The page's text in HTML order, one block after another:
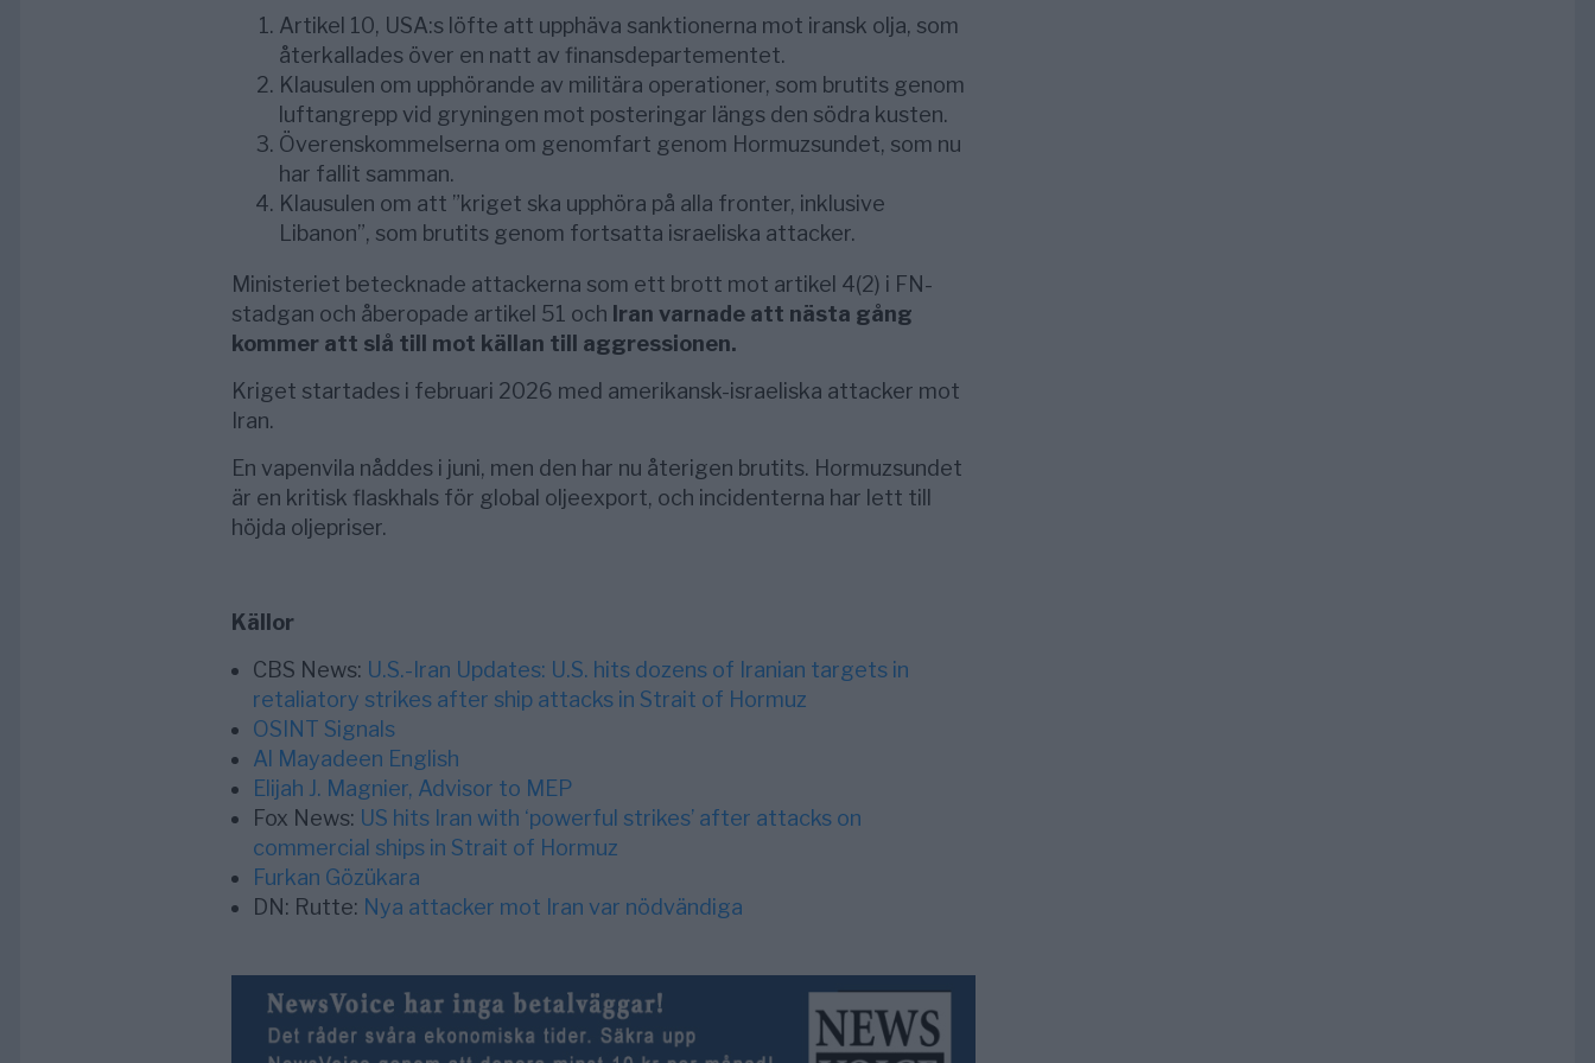
Artikel 10, USA:s löfte att upphäva sanktionerna mot iransk olja, som
återkallades över en natt av finansdepartementet.
Klausulen om upphörande av militära operationer, som brutits genom
luftangrepp vid gryningen mot posteringar längs den södra kusten.
Överenskommelserna om genomfart genom Hormuzsundet, som nu
har fallit samman.
Klausulen om att ”kriget ska upphöra på alla fronter, inklusive
Libanon”, som brutits genom fortsatta israeliska attacker.
Ministeriet betecknade attackerna som ett brott mot artikel 4(2) i FN-
stadgan och åberopade artikel 51 och Iran varnade att nästa gång
kommer att slå till mot källan till aggressionen.
Kriget startades i februari 2026 med amerikansk-israeliska attacker mot
Iran.
En vapenvila nåddes i juni, men den har nu återigen brutits. Hormuzsundet
är en kritisk flaskhals för global oljeexport, och incidenterna har lett till
höjda oljepriser.
Källor
CBS News: U.S.-Iran Updates: U.S. hits dozens of Iranian targets in
retaliatory strikes after ship attacks in Strait of Hormuz
OSINT Signals
Al Mayadeen English
Elijah J. Magnier, Advisor to MEP
Fox News: US hits Iran with ‘powerful strikes’ after attacks on
commercial ships in Strait of Hormuz
Furkan Gözükara
DN: Rutte: Nya attacker mot Iran var nödvändiga